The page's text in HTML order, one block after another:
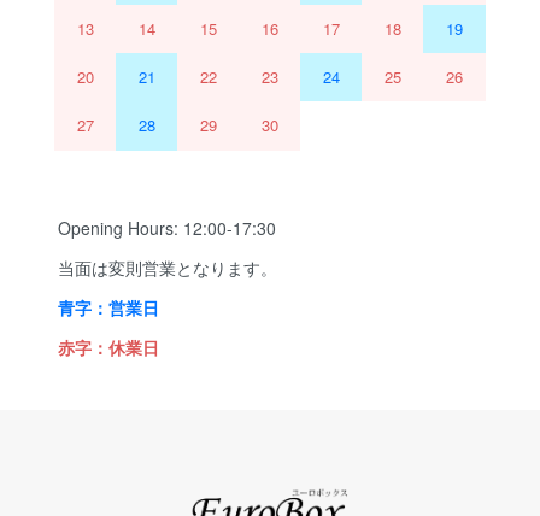
13 14 15 16 17 18 19
20 21 22 23 24 25 26
27 28 29 30
Opening Hours: 12:00-17:30
当面は変則営業となります。
青字：営業日
赤字：休業日